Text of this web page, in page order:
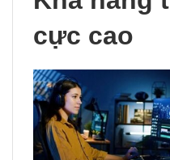
cực cao